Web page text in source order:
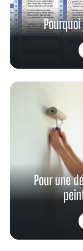
Pour une